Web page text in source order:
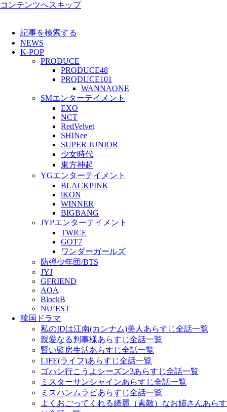
コンテンツへスキップ
記事を検索する
NEWS
K-POP
PRODUCE
PRODUCE48
PRODUCE101
WANNAONE
SMエンターテイメント
EXO
NCT
RedVelvet
SHINee
SUPER JUNIOR
少女時代
東方神起
YGエンターテイメント
BLACKPINK
iKON
WINNER
BIGBANG
JYPエンターテイメント
TWICE
GOT7
ワンダーガールズ
防弾少年団/BTS
JYJ
GFRIEND
AOA
BlockB
NU’EST
韓国ドラマ
私のIDは江南(カンナム)美人あらすじ全話一覧
親愛なる判事様あらすじ全話一覧
賢い監房生活あらすじ全話一覧
LIFE(ライフ)あらすじ全話一覧
ゴハン行こうよシーズン3あらすじ全話一覧
ミスターサンシャインあらすじ全話一覧
ミスハンムラビあらすじ全話一覧
よくおごってくれる綺麗（素敵）なお姉さんあらす